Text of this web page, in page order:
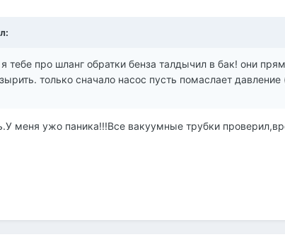
тебе про шланг обратки бенза талдычил в бак! они
только сначало насос пусть помаслает давление
меня ужо паника!!!Все вакуумные трубки